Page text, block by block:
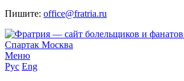
Пишите: office@fratria.ru
Меню
Рус Eng